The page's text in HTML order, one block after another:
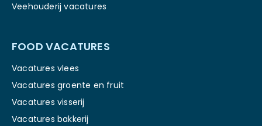
Veehouderij vacatures
FOOD VACATURES
Vacatures vlees
Vacatures groente en fruit
Vacatures visserij
Vacatures bakkerij